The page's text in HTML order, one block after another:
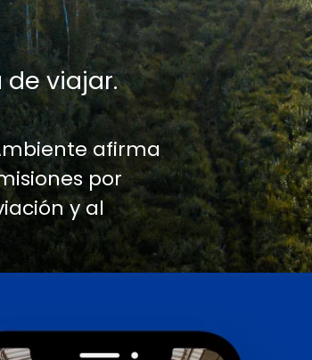
viajar.
afirma
por
y al